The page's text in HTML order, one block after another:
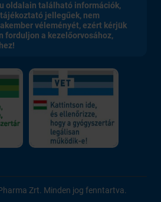
oldalain található információk,
jellegűek, nem
véleményét, ezért kérjük
forduljon a kezelőorvosához,
Zrt. Minden jog fenntartva.